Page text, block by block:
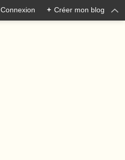
Connexion + Créer mon blog